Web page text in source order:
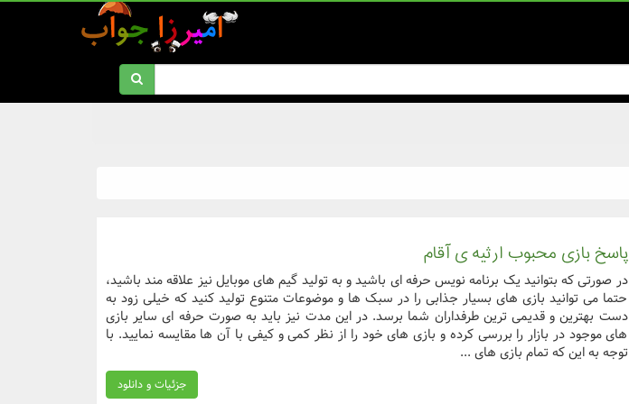
پاسخ بازی محبوب ارثیه ی آقام
در صورتی که بتوانید یک برنامه نویس حرفه ای باشید و به تولید گیم های موبایل نیز علاقه مند باشید،
حتما می توانید بازی های بسیار جذابی را در سبک ها و موضوعات متنوع تولید کنید که خیلی زود به
دست بهترین و قدیمی ترین طرفداران شما برسد. در این مدت نیز باید به صورت حرفه ای سایر بازی
های موجود در بازار را بررسی کرده و بازی های خود را از نظر کمی و کیفی با آن ها مقایسه نمایید. با
توجه به این که تمام بازی های ...
جزئیات و دانلود